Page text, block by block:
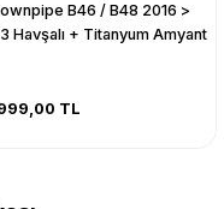
B46 / B48 2016 >
Havşalı + Titanyum Amyant
TL